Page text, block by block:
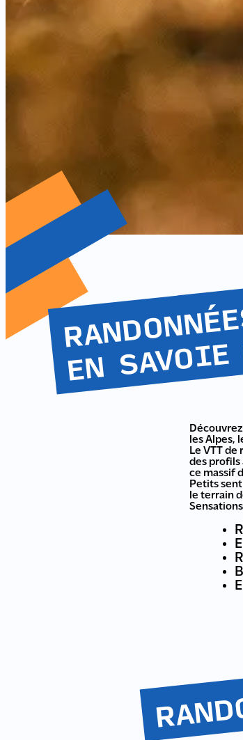
les Alpes,
Le VTT
des profils
ce massif
Petits
le terrain